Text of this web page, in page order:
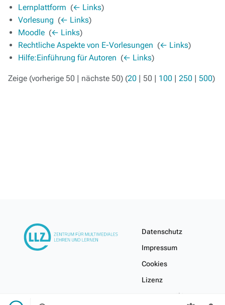
Suche
Lernplattform (← Links)
Vorlesung (← Links)
Moodle (← Links)
Rechtliche Aspekte von E-Vorlesungen (← Links)
Hilfe:Einführung für Autoren (← Links)
Zeige (vorherige 50 | nächste 50) (20 | 50 | 100 | 250 | 500)
Datenschutz
Impressum
Cookies
Lizenz
Internes Wiki